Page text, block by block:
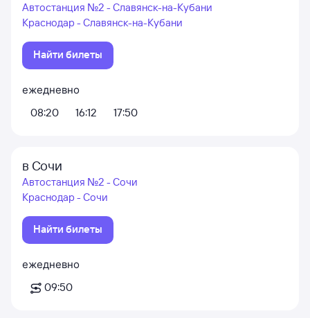
Автостанция №2 - Славянск-на-Кубани
Краснодар - Славянск-на-Кубани
Найти билеты
ежедневно
08:20
16:12 17:50
в Сочи
Автостанция №2 - Сочи
Краснодар - Сочи
Найти билеты
ежедневно
09:50